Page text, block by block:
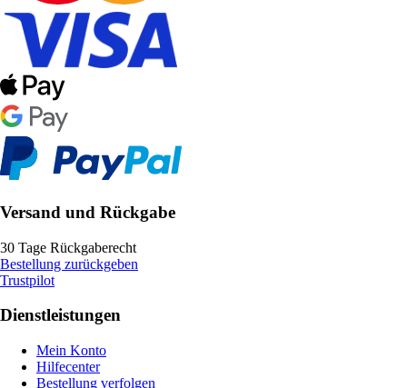
Versand und Rückgabe
30 Tage Rückgaberecht
Bestellung zurückgeben
Trustpilot
Dienstleistungen
Mein Konto
Hilfecenter
Bestellung verfolgen